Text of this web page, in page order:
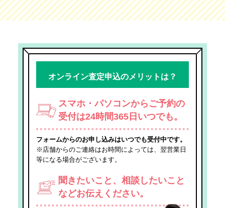
オンライン査定申込のメリットは？
スマホ・パソコンからご予約の
受付は24時間365日いつでも。
フォームからのお申し込みはいつでも受付中です。
※店舗からのご連絡はお時間によっては、翌営業日
等になる場合がございます。
聞きたいこと、相談したいこと
などお伝えください。